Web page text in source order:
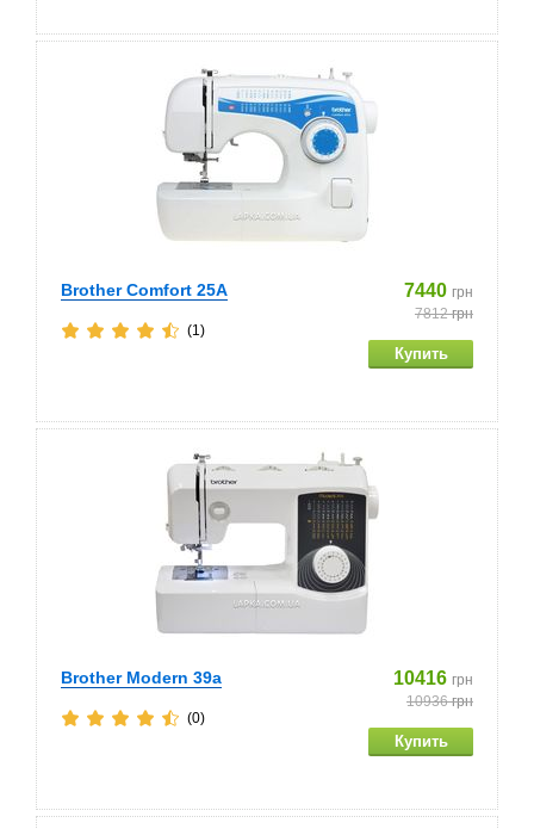
Brother Comfort 25A 7440 грн
7812грн
(1)
Brother Modern 39a 10416 грн
10936грн
(0)